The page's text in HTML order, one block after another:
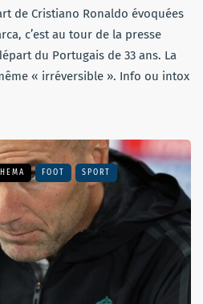
de Cristiano Ronaldo évoquées
c’est au tour de la presse
du Portugais de 33 ans. La
« irréversible ». Info ou intox
FOOT SPORT